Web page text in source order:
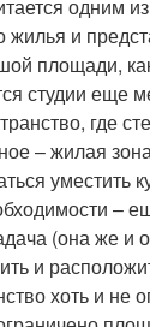
одним
жилья и
площади,
студии еще
где
– жилая
уместить
–
(она же и
и
хоть и не